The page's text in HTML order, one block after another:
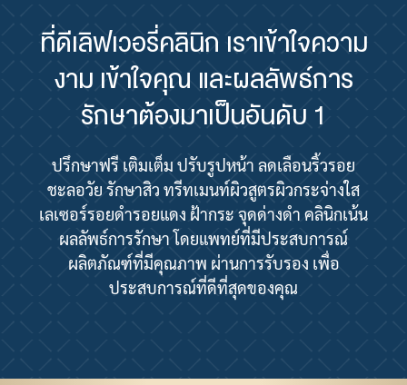
ที่ดีเลิฟเวอรี่คลินิก เราเข้าใจความ
งาม เข้าใจคุณ และผลลัพธ์การ
รักษาต้องมาเป็นอันดับ 1
ปรึกษาฟรี เติมเต็ม ปรับรูปหน้า ลดเลือนริ้วรอย
ชะลอวัย รักษาสิว ทรีทเมนท์ผิวสูตรผิวกระจ่างใส
เลเซอร์รอยดำรอยแดง ฝ้ากระ จุดด่างดำ คลินิกเน้น
ผลลัพธ์การรักษา โดยแพทย์ที่มีประสบการณ์
ผลิตภัณฑ์ที่มีคุณภาพ ผ่านการรับรอง เพื่อ
ประสบการณ์ที่ดีที่สุดของคุณ